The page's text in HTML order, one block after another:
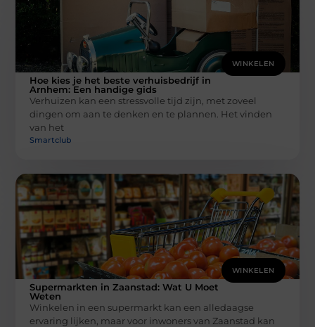
WINKELEN
Hoe kies je het beste verhuisbedrijf in
Arnhem: Een handige gids
Verhuizen kan een stressvolle tijd zijn, met zoveel
dingen om aan te denken en te plannen. Het vinden
van het
Smartclub
WINKELEN
Supermarkten in Zaanstad: Wat U Moet
Weten
Winkelen in een supermarkt kan een alledaagse
ervaring lijken, maar voor inwoners van Zaanstad kan